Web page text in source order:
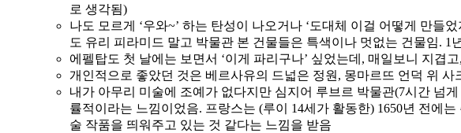
로 생각됨)
나도 모르게 ‘우와~’ 하는 탄성이 나오거나 ‘도대체 이걸 어떻게 만
도 유리 피라미드 말고 박물관 본 건물들은 특색이나 멋없는 건물임.
에펠탑도 첫 날에는 보면서 ‘이게 파리구나’ 싶었는데, 매일보니 지
개인적으로 좋았던 것은 베르사유의 드넓은 정원, 몽마르뜨 언덕 위
내가 아무리 미술에 조예가 없다지만 심지어 루브르 박물관(7시간 넘
률적이라는 느낌이었음. 프랑스는 (루이 14세가 활동한) 1650년 전에
술 작품을 띄워주고 있는 것 같다는 느낌을 받음